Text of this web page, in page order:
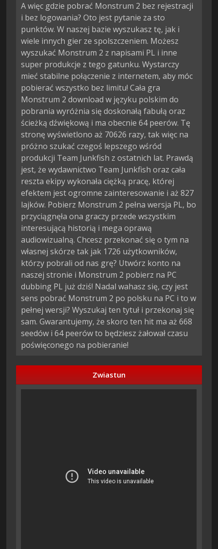
A więc gdzie pobrać Monstrum 2 bez rejestracji
i bez logowania? Oto jest pytanie za sto
punktów. W naszej bazie wyszukasz tę, jak i
wiele innych gier ze spolszczeniem. Możesz
wyszukać Monstrum 2 z napisami PL i inne
super produkcje z tego gatunku. Wystarczy
mieć stabilne połączenie z internetem, aby móc
pobierać wszystko bez limitu! Cała gra
Monstrum 2 download w języku polskim do
pobrania wyróżnia się doskonałą fabułą oraz
ścieżką dźwiękową i ma obecnie 64 peerów. Tę
stronę wyświetlono aż 70626 razy, tak więc na
próżno szukać czegoś lepszego wśród
produkcji Team Junkfish z ostatnich lat. Prawdą
jest, że wydawnictwo Team Junkfish oraz cała
reszta ekipy wykonała ciężką pracę, której
efektem jest ogromne zainteresowanie i aż 827
lajków. Pobierz Monstrum 2 pełna wersja PL, bo
przyciągnęła ona graczy przede wszystkim
interesującą historią i mega oprawą
audiowizualną. Chcesz przekonać się o tym na
własnej skórze tak jak 1726 użytkowników,
którzy pobrali od nas grę? Utwórz konto na
naszej stronie i Monstrum 2 pobierz na PC
dubbing PL już dziś! Nadal wahasz się, czy jest
sens pobrać Monstrum 2 po polsku na PC i to w
pełnej wersji? Wyszukaj ten tytuł i przekonaj się
sam. Gwarantujemy, że skoro ten hit ma aż 668
seedów i 64 peerów to będziesz żałował czasu
poświęconego na pobieranie!
Zwiastun